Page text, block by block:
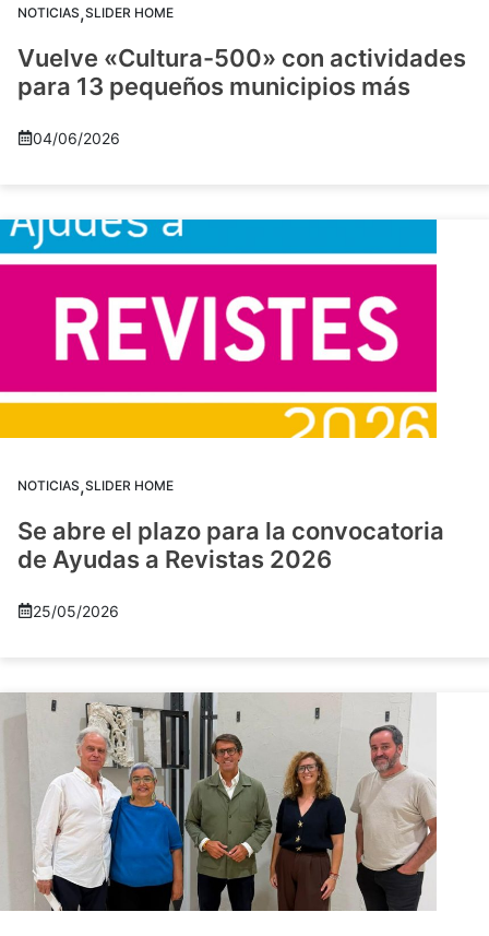
NOTICIAS,SLIDER HOME
Vuelve «Cultura-500» con actividades
para 13 pequeños municipios más
04/06/2026
NOTICIAS,SLIDER HOME
Se abre el plazo para la convocatoria
de Ayudas a Revistas 2026
25/05/2026